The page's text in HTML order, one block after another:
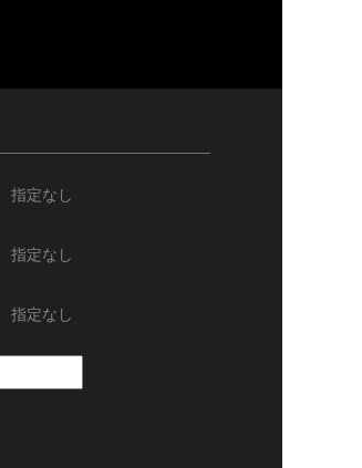
指定なし
指定なし
指定なし